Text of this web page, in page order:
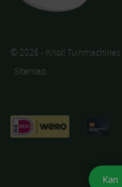
© 2026 - Knoll Tuinmachines
Sitemap